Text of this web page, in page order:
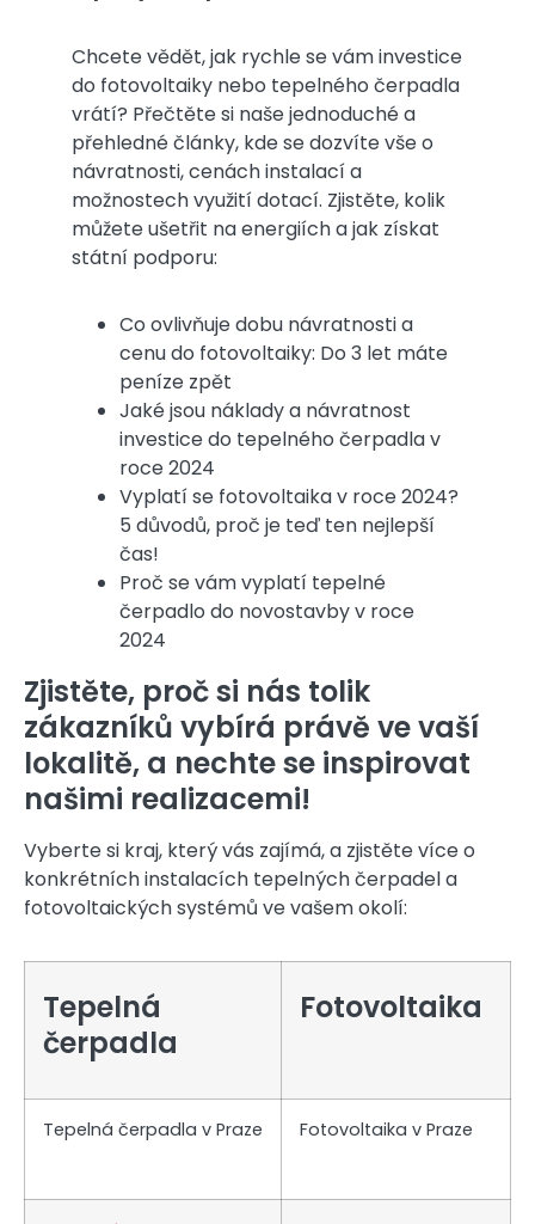
Chcete vědět, jak rychle se vám investice
do fotovoltaiky nebo tepelného čerpadla
vrátí? Přečtěte si naše jednoduché a
přehledné články, kde se dozvíte vše o
návratnosti, cenách instalací a
možnostech využití dotací. Zjistěte, kolik
můžete ušetřit na energiích a jak získat
státní podporu:
Co ovlivňuje dobu návratnosti a
cenu do fotovoltaiky: Do 3 let máte
peníze zpět
Jaké jsou náklady a návratnost
investice do tepelného čerpadla v
roce 2024
Vyplatí se fotovoltaika v roce 2024?
5 důvodů, proč je teď ten nejlepší
čas!
Proč se vám vyplatí tepelné
čerpadlo do novostavby v roce
2024
Zjistěte, proč si nás tolik
zákazníků vybírá právě ve vaší
lokalitě, a nechte se inspirovat
našimi realizacemi!
Vyberte si kraj, který vás zajímá, a zjistěte více o
konkrétních instalacích tepelných čerpadel a
fotovoltaických systémů ve vašem okolí:
Tepelná
čerpadla
Fotovoltaika
Tepelná čerpadla v Praze Fotovoltaika v Praze